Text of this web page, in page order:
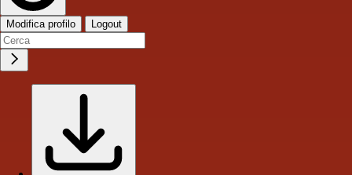
Modifica profilo Logout